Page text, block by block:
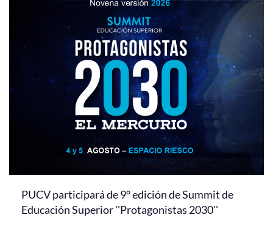
PUCV participará de 9° edición de Summit de
Educación Superior ''Protagonistas 2030''